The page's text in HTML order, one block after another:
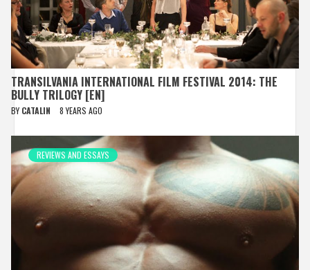
TRANSILVANIA INTERNATIONAL FILM FESTIVAL 2014: THE
BULLY TRILOGY [EN]
BY CATALIN 8 YEARS AGO
REVIEWS AND ESSAYS